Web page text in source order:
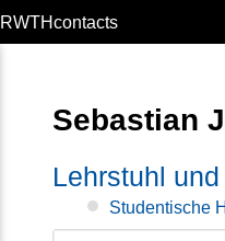
RWTHcontacts
Sebastian
Lehrstuhl
Studentische